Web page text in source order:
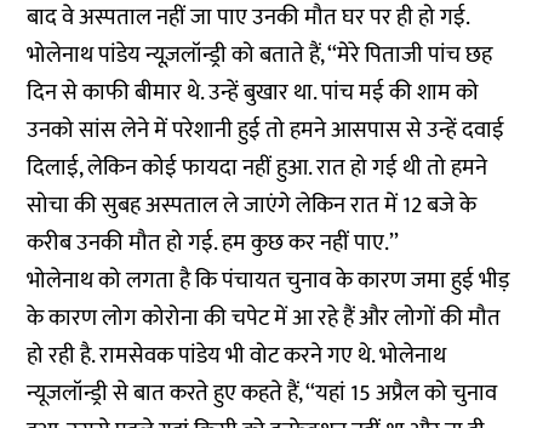
बाद वे अस्पताल नहीं जा पाए उनकी मौत घर पर ही हो गई.
भोलेनाथ पांडेय न्यूज़लॉन्ड्री को बताते हैं, ‘‘मेरे पिताजी पांच छह
दिन से काफी बीमार थे. उन्हें बुखार था. पांच मई की शाम को
उनको सांस लेने में परेशानी हुई तो हमने आसपास से उन्हें दवाई
दिलाई, लेकिन कोई फायदा नहीं हुआ. रात हो गई थी तो हमने
सोचा की सुबह अस्पताल ले जाएंगे लेकिन रात में 12 बजे के
करीब उनकी मौत हो गई. हम कुछ कर नहीं पाए.’’
भोलेनाथ को लगता है कि पंचायत चुनाव के कारण जमा हुई भीड़
के कारण लोग कोरोना की चपेट में आ रहे हैं और लोगों की मौत
हो रही है. रामसेवक पांडेय भी वोट करने गए थे. भोलेनाथ
न्यूजलॉन्ड्री से बात करते हुए कहते हैं, ‘‘यहां 15 अप्रैल को चुनाव